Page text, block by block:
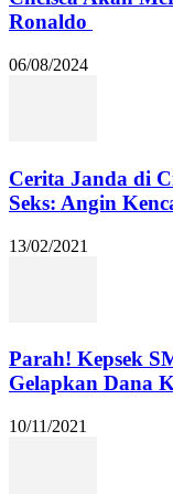
Ronaldo
06/08/2024
Cerita Janda di
Seks: Angin
13/02/2021
Parah! Kepsek
Gelapkan Dana
10/11/2021